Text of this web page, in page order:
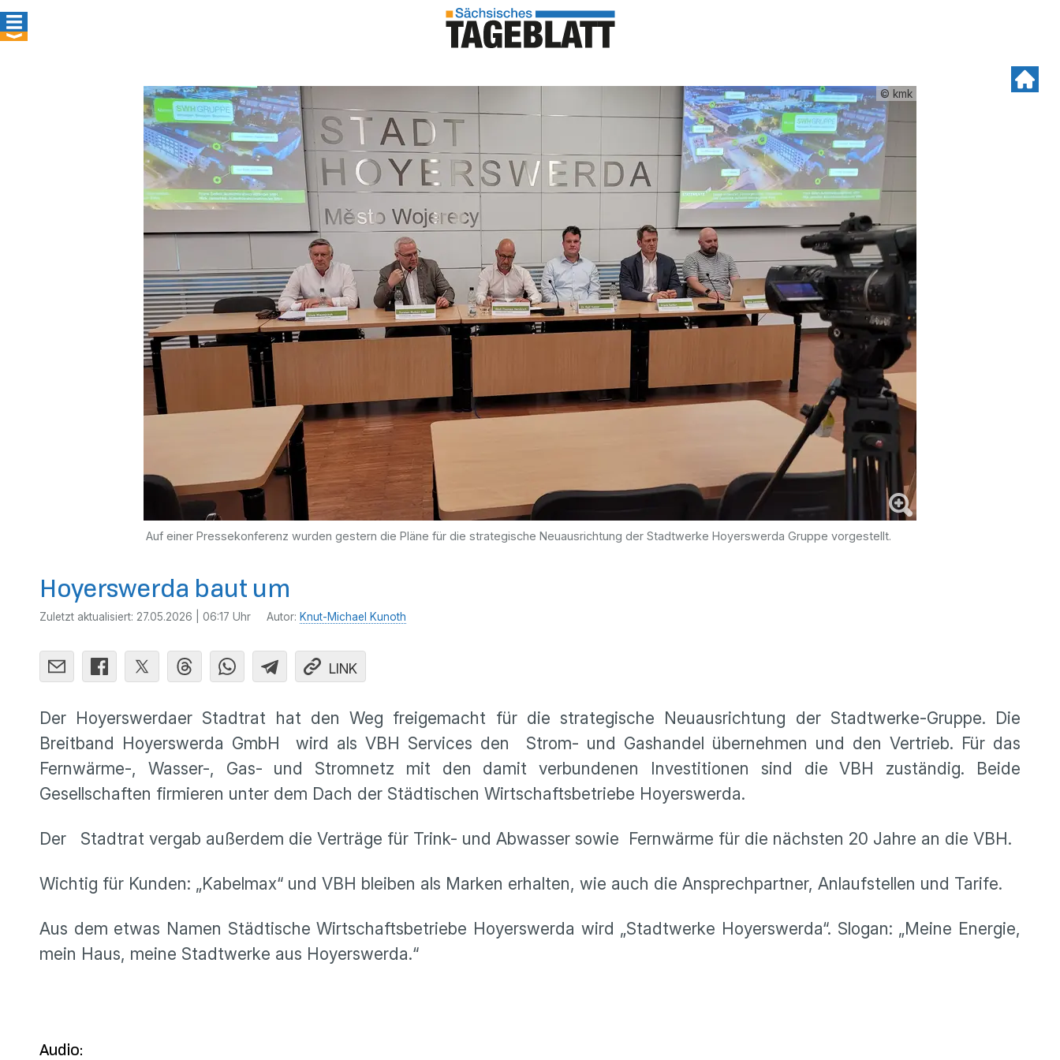
© kmk
Auf einer Pressekonferenz wurden gestern die Pläne für die strategische Neuausrichtung der Stadtwerke Hoyerswerda Gruppe vorgestellt.
Hoyerswerda baut um
Zuletzt aktualisiert: 27.05.2026 | 06:17 Uhr Autor: Knut-Michael Kunoth
LINK
Der Hoyerswerdaer Stadtrat hat den Weg freigemacht für die strategische Neuausrichtung der Stadtwerke-Gruppe. Die
Breitband Hoyerswerda GmbH wird als VBH Services den Strom- und Gashandel übernehmen und den Vertrieb. Für das
Fernwärme-, Wasser-, Gas- und Stromnetz mit den damit verbundenen Investitionen sind die VBH zuständig. Beide
Gesellschaften firmieren unter dem Dach der Städtischen Wirtschaftsbetriebe Hoyerswerda.
Der Stadtrat vergab außerdem die Verträge für Trink- und Abwasser sowie Fernwärme für die nächsten 20 Jahre an die VBH.
Wichtig für Kunden: „Kabelmax“ und VBH bleiben als Marken erhalten, wie auch die Ansprechpartner, Anlaufstellen und Tarife.
Aus dem etwas Namen Städtische Wirtschaftsbetriebe Hoyerswerda wird „Stadtwerke Hoyerswerda“. Slogan: „Meine Energie,
mein Haus, meine Stadtwerke aus Hoyerswerda.“
Audio: